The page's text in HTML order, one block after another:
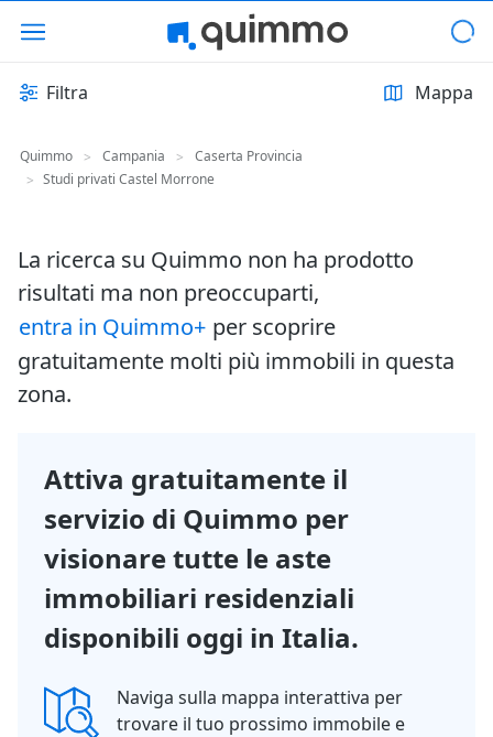
Filtra Mappa
Quimmo > Campania >
Caserta Provincia
> Studi privati Castel Morrone
La ricerca su Quimmo non ha prodotto
risultati ma non preoccuparti,
entra in Quimmo+ per scoprire
gratuitamente molti più immobili in questa
zona.
Attiva gratuitamente il
servizio di Quimmo per
visionare tutte le aste
immobiliari residenziali
disponibili oggi in Italia.
Naviga sulla mappa interattiva per
trovare il tuo prossimo immobile e